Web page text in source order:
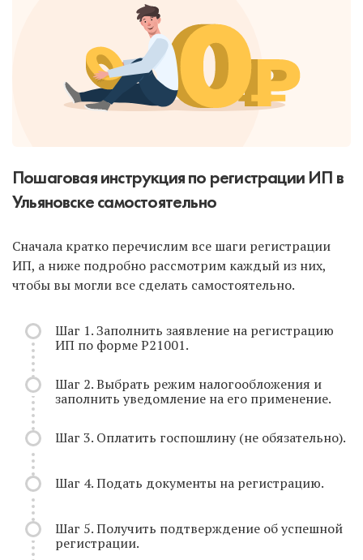
Пошаговая инструкция по регистрации ИП в
Ульяновске самостоятельно
Сначала кратко перечислим все шаги регистрации
ИП, а ниже подробно рассмотрим каждый из них,
чтобы вы могли все сделать самостоятельно.
Шаг 1. Заполнить заявление на регистрацию
ИП по форме Р21001.
Шаг 2. Выбрать режим налогообложения и
заполнить уведомление на его применение.
Шаг 3. Оплатить госпошлину (не обязательно).
Шаг 4. Подать документы на регистрацию.
Шаг 5. Получить подтверждение об успешной
регистрации.